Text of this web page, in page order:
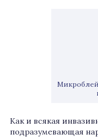
Как и всякая
подразумевающая